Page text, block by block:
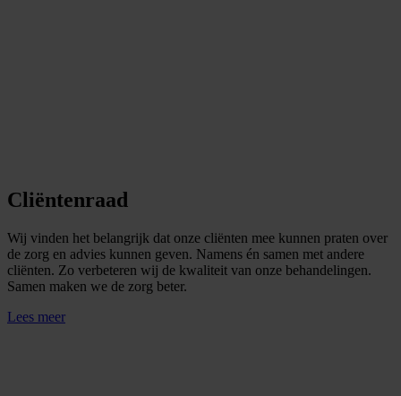
Cliëntenraad
Wij vinden het belangrijk dat onze cliënten mee kunnen praten over
de zorg en advies kunnen geven. Namens én samen met andere
cliënten. Zo verbeteren wij de kwaliteit van onze behandelingen.
Samen maken we de zorg beter.
Lees meer